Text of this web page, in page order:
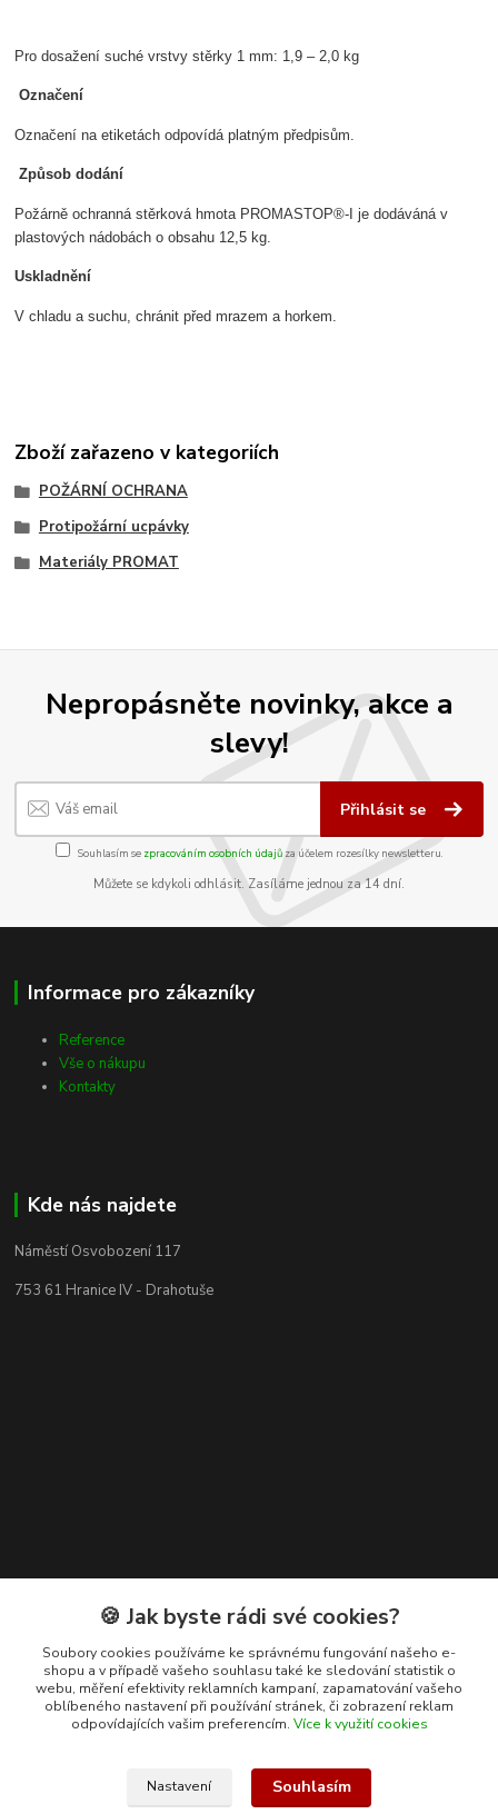
Pro dosažení suché vrstvy stěrky 1 mm: 1,9 – 2,0 kg
Označení
Označení na etiketách odpovídá platným předpisům.
Způsob dodání
Požárně ochranná stěrková hmota PROMASTOP®-I je dodáváná v
plastových nádobách o obsahu 12,5 kg.
Uskladnění
V chladu a suchu, chránit před mrazem a horkem.
Zboží zařazeno v kategoriích
POŽÁRNÍ OCHRANA
Protipožární ucpávky
Materiály PROMAT
Nepropásněte novinky, akce a
slevy!
Přihlásit se
Souhlasím se zpracováním osobních údajůza účelem rozesílky newsletteru.
Můžete se kdykoli odhlásit. Zasíláme jednou za 14 dní.
Informace pro zákazníky
Reference
Vše o nákupu
Kontakty
Kde nás najdete
Náměstí Osvobození 117
753 61 Hranice IV - Drahotuše
Kontakty
+420 608 400 554
(Po-Pá, 8-15 hod.)
ekohas@ekohas.cz
🍪 Jak byste rádi své cookies?
Soubory cookies používáme ke správnému fungování našeho e-
shopu a v případě vašeho souhlasu také ke sledování statistik o
webu, měření efektivity reklamních kampaní, zapamatování vašeho
oblíbeného nastavení při používání stránek, či zobrazení reklam
odpovídajících vašim preferencím. Více k využití cookies
Nastavení Souhlasím